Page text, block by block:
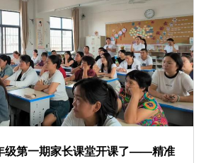
级第一期家长课堂开课了——精准